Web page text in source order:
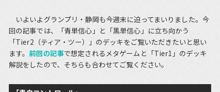
いよいよグランプリ・静岡も今週末に迫ってまいりました。今
回の記事では、「青単信心」と「黒単信心」に立ち向かう
「Tier2（ティア・ツー）」のデッキをご覧いただきたいと思い
ます。 前回の記事で想定されるメタゲームと「Tier1」のデッキ
解説をしたので、そちらも合わせてご覧ください。